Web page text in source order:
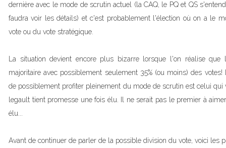
dernière avec le mode de scrutin actuel (la CAQ, le PQ et QS
faudra voir les détails) et c'est probablement l'élection où on a le
vote ou du vote stratégique.
La situation devient encore plus bizarre lorsque l'on réalise que
majoritaire avec possiblement seulement 35% (ou moins) des
de possiblement profiter pleinement du mode de scrutin est celui qui
legault tient promesse une fois élu. Il ne serait pas le premier à
élu...
Avant de continuer de parler de la possible division du vote, voici les